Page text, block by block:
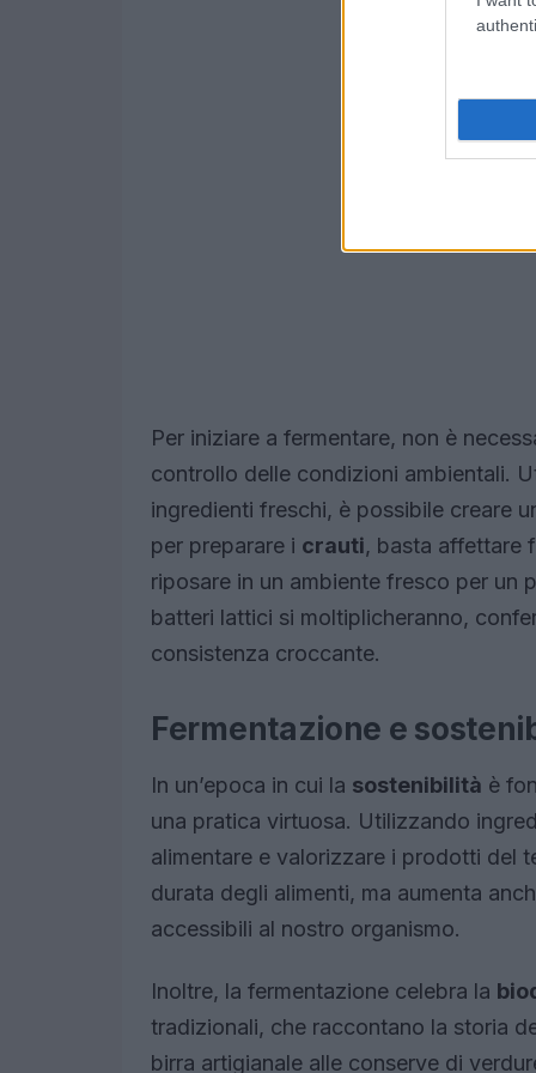
Per iniziare a fermentare, non è
controllo delle condizioni ambientali.
ingredienti freschi, è possibile creare
per preparare i crauti, basta affettare
riposare in un ambiente fresco per un
batteri lattici si moltiplicheranno,
consistenza croccante.
Fermentazione e
In un’epoca in cui la sostenibilità è
una pratica virtuosa. Utilizzando
alimentare e valorizzare i prodotti del
durata degli alimenti, ma aumenta
accessibili al nostro organismo.
Inoltre, la fermentazione celebra la
tradizionali, che raccontano la storia
birra artigianale alle conserve di